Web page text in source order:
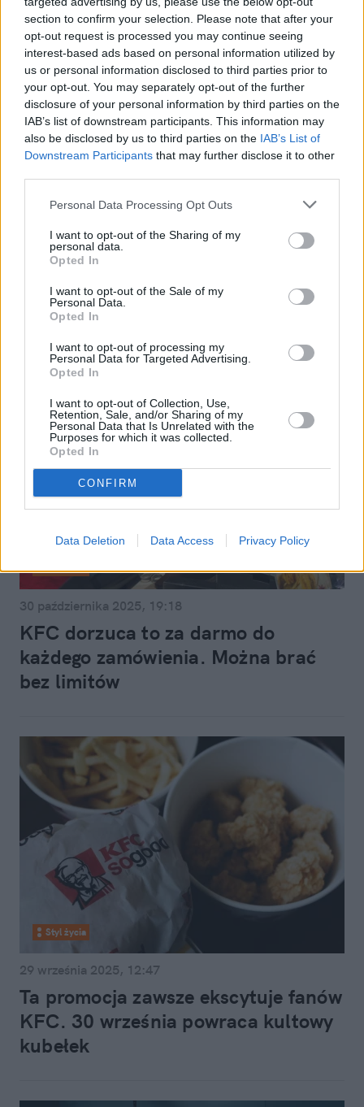
section to confirm your selection. Please note that after your
opt-out request is processed you may continue seeing
interest-based ads based on personal information utilized by
us or personal information disclosed to third parties prior to
your opt-out. You may separately opt-out of the further
disclosure of your personal information by third parties on the
IAB’s list of downstream participants. This information may
also be disclosed by us to third parties on the IAB’s List of
Downstream Participants that may further disclose it to other
Personal Data Processing Opt Outs
I want to opt-out of the Sharing of my
personal data.
Opted In
I want to opt-out of the Sale of my
Personal Data.
Opted In
I want to opt-out of processing my
Personal Data for Targeted Advertising.
Opted In
I want to opt-out of Collection, Use,
Retention, Sale, and/or Sharing of my
Personal Data that Is Unrelated with the
Purposes for which it was collected.
Opted In
CONFIRM
Data Deletion Data Access Privacy Policy
Styl życia
25 listopada 2025, 17:48
KFC próbuje pobić Drwala z
McDonald's? Zaskoczyła mnie ich
nowa propozycja
Styl życia
30 października 2025, 19:18
KFC dorzuca to za darmo do
każdego zamówienia. Można brać
bez limitów
Styl życia
29 września 2025, 12:47
Ta promocja zawsze ekscytuje fanów
KFC. 30 września powraca kultowy
kubełek